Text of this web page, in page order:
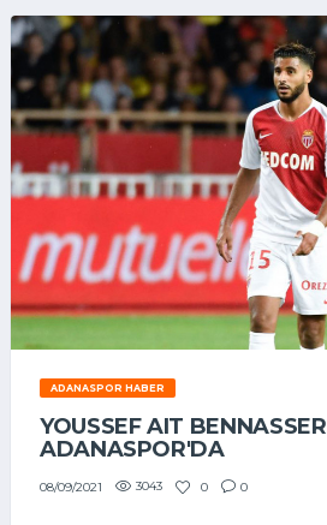
ADANASPOR HABER
YOUSSEF AIT BENNASSER
ADANASPOR'DA
08/09/2021 3043 0 0